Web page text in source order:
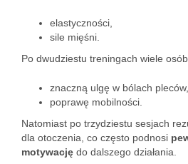
elastyczności,
sile mięśni.
Po dwudziestu treningach wiele
znaczną ulgę w bólach pleców,
poprawę mobilności.
Natomiast po trzydziestu sesjach
dla otoczenia, co często podnosi
motywację do dalszego działania.